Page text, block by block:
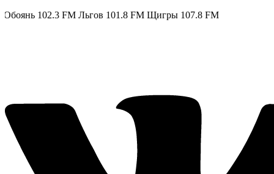
FM Льгов 101.8 FM Щигры 107.8 FM